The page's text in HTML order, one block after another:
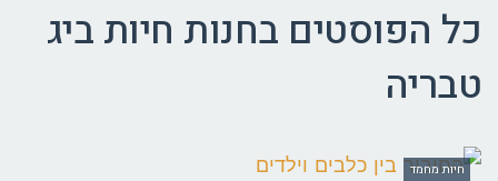
כל הפוסטים בחנות חיות ביג
טבריה
חיות מחמד